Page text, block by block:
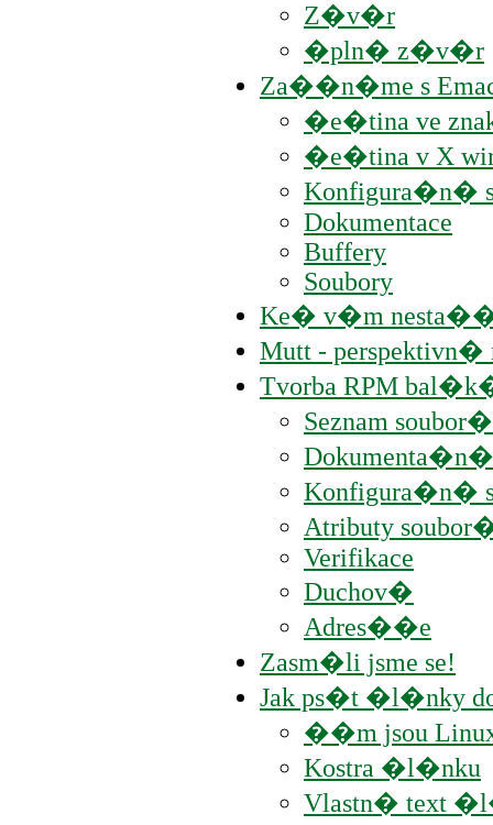
Z�v�r
�pln� z�v�r
Za��n�me s
�e�tina ve
�e�tina v X
Konfigura�n�
Dokumentace
Buffery
Soubory
Ke� v�m nesta��
Mutt - perspektivn�
Tvorba RPM
Seznam
Dokumenta�n�
Konfigura�n�
Atributy
Verifikace
Duchov�
Adres��e
Zasm�li jsme se!
Jak ps�t �l�nky
��m jsou
Kostra �l�nku
Vlastn� text